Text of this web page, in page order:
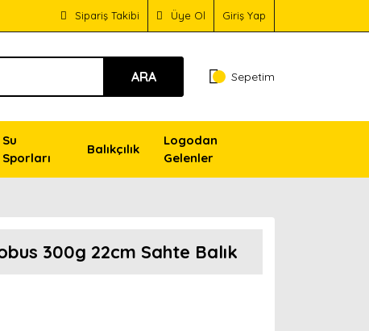
Sipariş Takibi Üye Ol Giriş Yap
ARA Sepetim
Su
Sporları
Balıkçılık
Logodan
Gelenler
300g 22cm Sahte Balık